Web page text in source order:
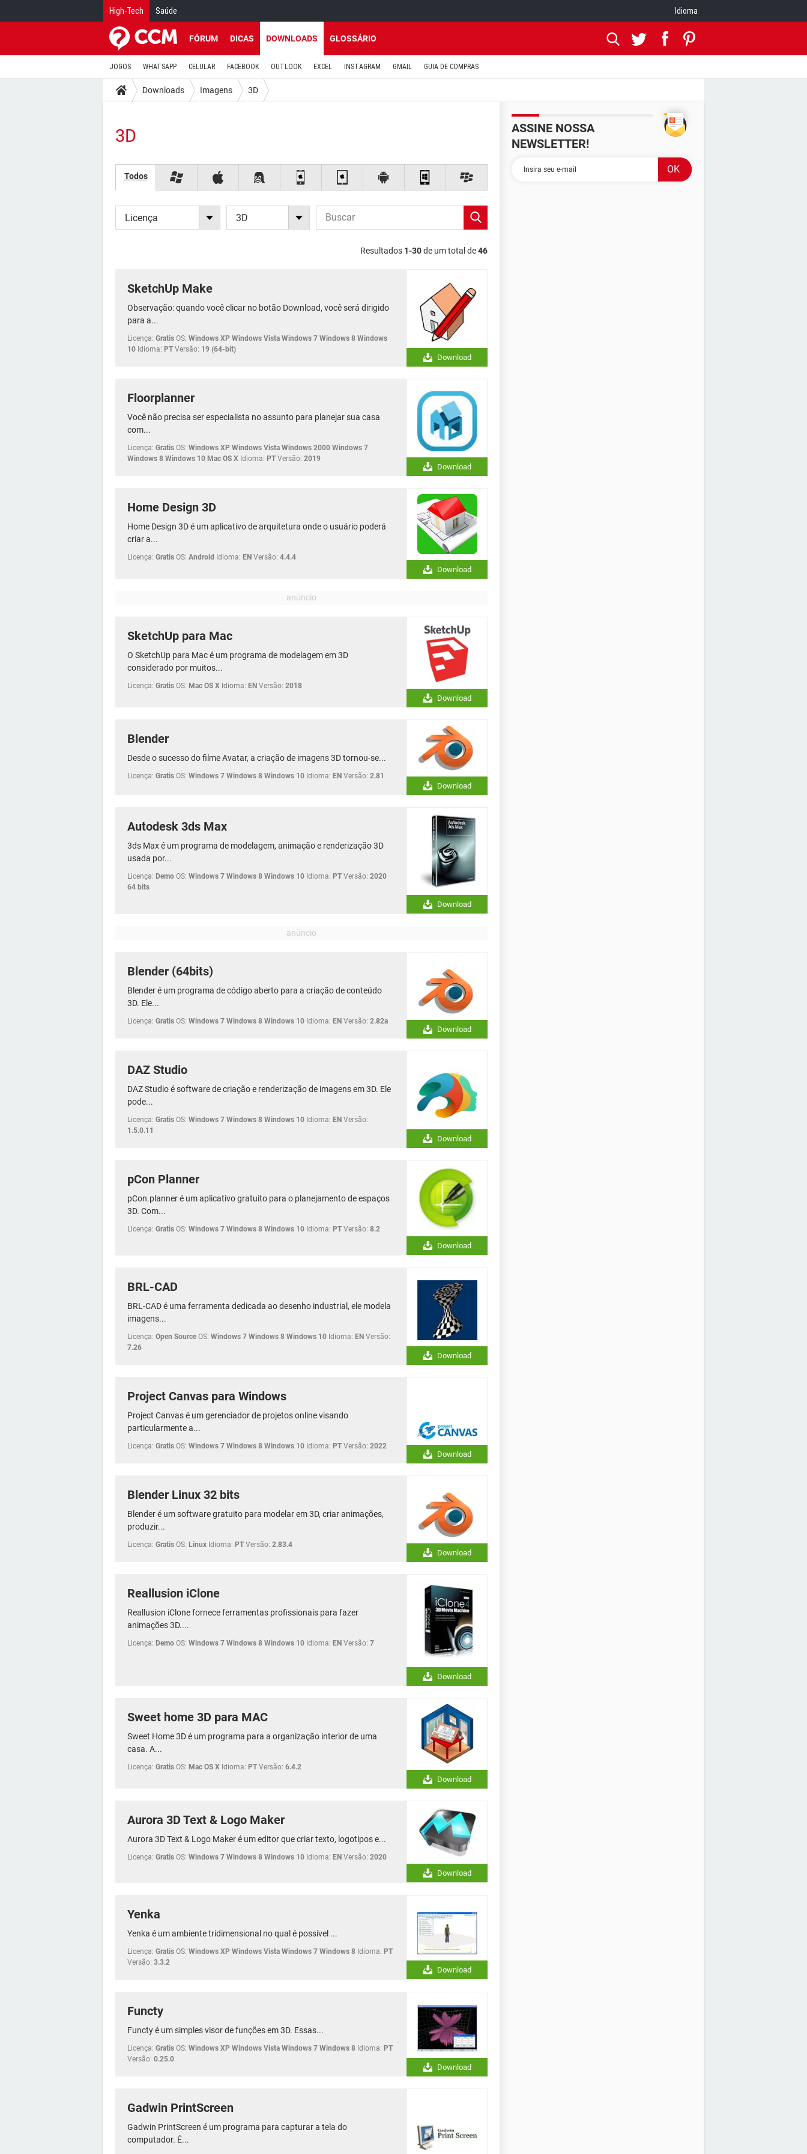
High-Tech Saúde Idioma
FÓRUM DICAS DOWNLOADS GLOSSÁRIO
JOGOS WHATSAPP CELULAR FACEBOOK OUTLOOK EXCEL INSTAGRAM GMAIL GUIA DE COMPRAS
Downloads Imagens 3D
3D
Todos
Licença 3D
Resultados 1-30de um total de46
SketchUp Make
Observação: quando você clicar no botão Download, você será dirigido
para a...
Licença: Gratis OS: Windows XP Windows Vista Windows 7 Windows 8 Windows
10 Idioma: PT Versão: 19 (64-bit)
Download
Floorplanner
Você não precisa ser especialista no assunto para planejar sua casa
com...
Licença: Gratis OS: Windows XP Windows Vista Windows 2000 Windows 7
Windows 8 Windows 10 Mac OS X Idioma: PT Versão: 2019
Download
Home Design 3D
Home Design 3D é um aplicativo de arquitetura onde o usuário poderá
criar a...
Licença: Gratis OS: Android Idioma: EN Versão: 4.4.4
Download
SketchUp para Mac
O SketchUp para Mac é um programa de modelagem em 3D
considerado por muitos...
Licença: Gratis OS: Mac OS X Idioma: EN Versão: 2018
Download
Blender
Desde o sucesso do filme Avatar, a criação de imagens 3D tornou-se...
Licença: Gratis OS: Windows 7 Windows 8 Windows 10 Idioma: EN Versão: 2.81
Download
Autodesk 3ds Max
3ds Max é um programa de modelagem, animação e renderização 3D
usada por...
Licença: Demo OS: Windows 7 Windows 8 Windows 10 Idioma: PT Versão: 2020
64 bits
Download
Blender (64bits)
Blender é um programa de código aberto para a criação de conteúdo
3D. Ele...
Licença: Gratis OS: Windows 7 Windows 8 Windows 10 Idioma: EN Versão: 2.82a
Download
DAZ Studio
DAZ Studio é software de criação e renderização de imagens em 3D. Ele
pode...
Licença: Gratis OS: Windows 7 Windows 8 Windows 10 Idioma: EN Versão:
1.5.0.11
Download
pCon Planner
pCon.planner é um aplicativo gratuito para o planejamento de espaços
3D. Com...
Licença: Gratis OS: Windows 7 Windows 8 Windows 10 Idioma: PT Versão: 8.2
Download
BRL-CAD
BRL-CAD é uma ferramenta dedicada ao desenho industrial, ele modela
imagens...
Licença: Open Source OS: Windows 7 Windows 8 Windows 10 Idioma: EN Versão:
7.26
Download
Project Canvas para Windows
Project Canvas é um gerenciador de projetos online visando
particularmente a...
Licença: Gratis OS: Windows 7 Windows 8 Windows 10 Idioma: PT Versão: 2022
Download
Blender Linux 32 bits
Blender é um software gratuito para modelar em 3D, criar animações,
produzir...
Licença: Gratis OS: Linux Idioma: PT Versão: 2.83.4
Download
Reallusion iClone
Reallusion iClone fornece ferramentas profissionais para fazer
animações 3D....
Licença: Demo OS: Windows 7 Windows 8 Windows 10 Idioma: EN Versão: 7
Download
Sweet home 3D para MAC
Sweet Home 3D é um programa para a organização interior de uma
casa. A...
Licença: Gratis OS: Mac OS X Idioma: PT Versão: 6.4.2
Download
Aurora 3D Text & Logo Maker
Aurora 3D Text & Logo Maker é um editor que criar texto, logotipos e...
Licença: Gratis OS: Windows 7 Windows 8 Windows 10 Idioma: EN Versão: 2020
Download
Yenka
Yenka é um ambiente tridimensional no qual é possível ...
Licença: Gratis OS: Windows XP Windows Vista Windows 7 Windows 8 Idioma: PT
Versão: 3.3.2
Download
Functy
Functy é um simples visor de funções em 3D. Essas...
Licença: Gratis OS: Windows XP Windows Vista Windows 7 Windows 8 Idioma: PT
Versão: 0.25.0
Download
Gadwin PrintScreen
Gadwin PrintScreen é um programa para capturar a tela do
computador. É...
ASSINE NOSSA
NEWSLETTER!